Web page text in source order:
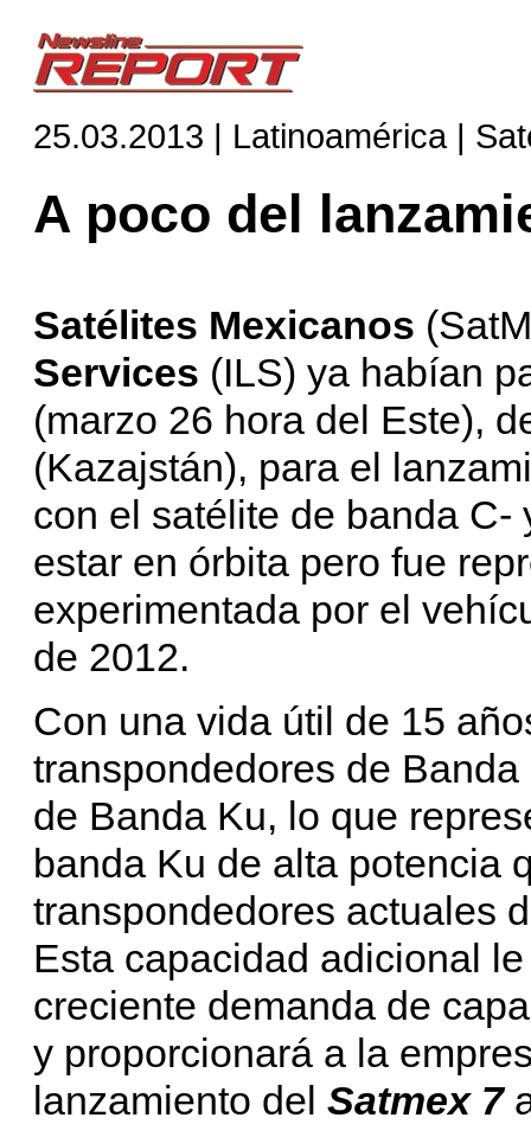
25.03.2013 | Latinoamérica |
A poco del
Satélites Mexicanos
Services (ILS) ya habían
(marzo 26 hora del Este),
(Kazajstán), para el
con el satélite de banda C-
estar en órbita pero fue
experimentada por el
de 2012.
Con una vida útil de 15
transpondedores de
de Banda Ku, lo que
banda Ku de alta potencia
transpondedores actuales
Esta capacidad adicional
creciente demanda de
y proporcionará a la
lanzamiento del Satmex 7